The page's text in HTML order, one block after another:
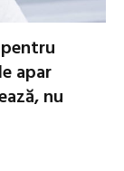
apar
nu